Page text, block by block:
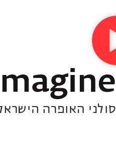
סולני האופרה